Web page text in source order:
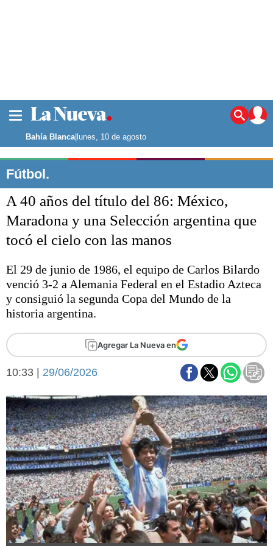
Noticias
La ciudad
Punta Alta
El mundo
Seguridad
Escenario Olímpico
Liga del Sur
Básquetbol
Fútbol
Arte y cultura
Cines
Economía y campo
Economía y finanzas
Con el campo
Espacio empresas
Sociedad y tiempo
libre
Sociedad
Tecnología
Turismo
Salud
Es viral
El tiempo
Fúnebres
Clasificados
Bahía Blanca|lunes, 10 de agosto
Fútbol.
A 40 años del título del 86: México,
Maradona y una Selección argentina que
tocó el cielo con las manos
El 29 de junio de 1986, el equipo de Carlos Bilardo
venció 3-2 a Alemania Federal en el Estadio Azteca
y consiguió la segunda Copa del Mundo de la
historia argentina.
Agregar La Nueva en
10:33 | 29/06/2026